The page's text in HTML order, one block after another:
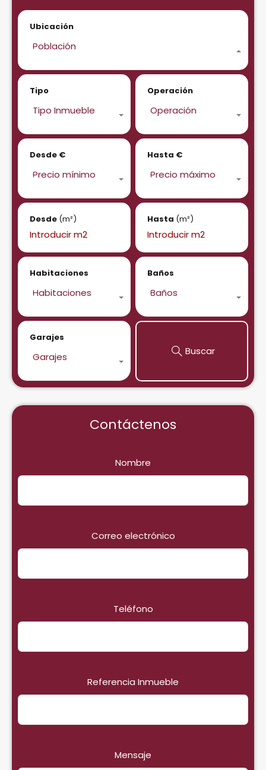
Ubicación
Población
Tipo
Tipo Inmueble
Operación
Operación
Desde €
Precio mínimo
Hasta €
Precio máximo
Desde (m²) Hasta (m²)
Habitaciones
Habitaciones
Baños
Baños
Garajes
Garajes Buscar
Contáctenos
Nombre
Correo electrónico
Teléfono
Referencia Inmueble
Mensaje